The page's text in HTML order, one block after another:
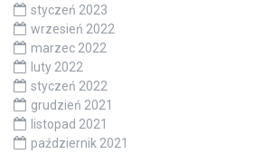
styczeń 2023
wrzesień 2022
marzec 2022
luty 2022
styczeń 2022
grudzień 2021
listopad 2021
październik 2021